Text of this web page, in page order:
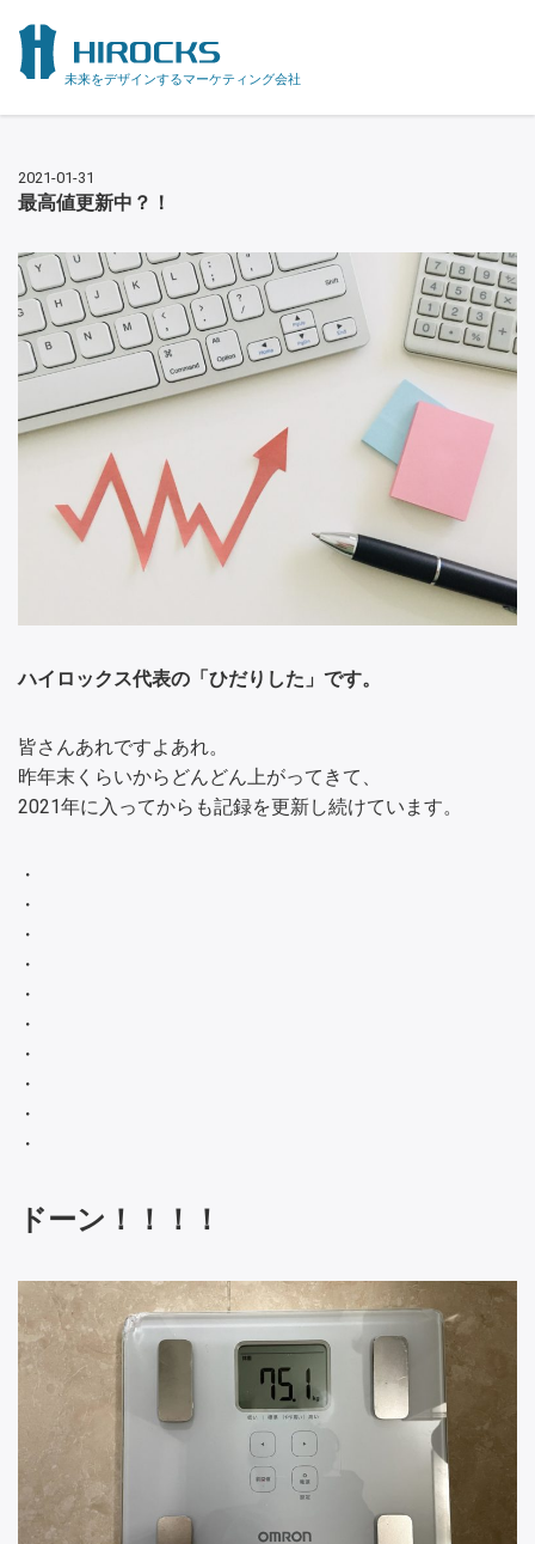
未来をデザインするマーケティング会社
2021-01-31
最高値更新中？！
ハイロックス代表の「ひだりした」です。
皆さんあれですよあれ。
昨年末くらいからどんどん上がってきて、
2021年に入ってからも記録を更新し続けています。
・
・
・
・
・
・
・
・
・
・
ドーン！！！！